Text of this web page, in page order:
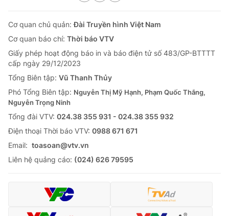
Cơ quan chủ quản:Đài Truyền hình Việt Nam
Cơ quan báo chí: Thời báo VTV
Giấy phép hoạt động báo in và báo điện tử số 483/GP-BTTTT
cấp ngày 29/12/2023
Tổng Biên tập: Vũ Thanh Thủy
Phó Tổng Biên tập: Nguyễn Thị Mỹ Hạnh, Phạm Quốc Thắng,
Nguyễn Trọng Ninh
Tổng đài VTV: 024.38 355 931 - 024.38 355 932
Ðiện thoại Thời báo VTV: 0988 671 671
Email: toasoan@vtv.vn
Liên hệ quảng cáo: (024) 626 79595